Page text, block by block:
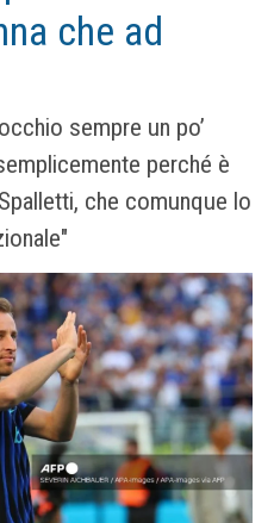
che ad
sempre un po’
perché è
che comunque lo